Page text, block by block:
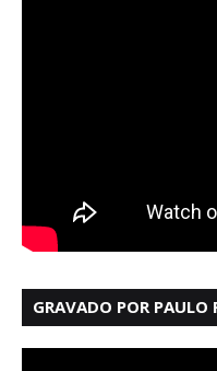
GRAVADO POR